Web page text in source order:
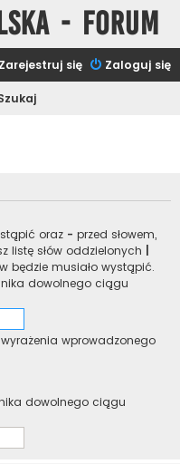
- Forum
Zaloguj się
Zarejestruj się
oraz - przed słowem,
listę słów oddzielonych
będzie musiało wystąpić.
dowolnego ciągu
wprowadzonego
dowolnego ciągu